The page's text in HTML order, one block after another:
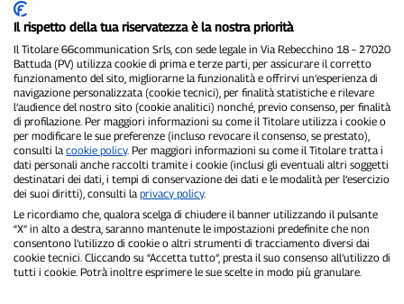
P300.it è una Testata Giornalistica indipendente
Registrazione numero 1/2021 del 1/2/2021 - Tribunale di Pavia
Proprietario ed editore:66communication Srls- P.IVA
02798890188
Direttore Responsabile:Alessandro Secchi- Vicedirettore:Federico
Benedusi
Privacy Policy- Cookie Policy
"Se è successo davvero, lo trovi su P300.it"
Copyright © P300.it 2012-2026
Il rispetto della tua riservatezza è la nostra priorità
Il Titolare 66communication Srls, con sede legale in Via Rebecchino 18 – 27020
Battuda (PV) utilizza cookie di prima e terze parti, per assicurare il corretto
funzionamento del sito, migliorarne la funzionalità e offrirvi un’esperienza di
navigazione personalizzata (cookie tecnici), per finalità statistiche e rilevare
l’audience del nostro sito (cookie analitici) nonché, previo consenso, per finalità
di profilazione. Per maggiori informazioni su come il Titolare utilizza i cookie o
per modificare le sue preferenze (incluso revocare il consenso, se prestato),
consulti la cookie policy. Per maggiori informazioni su come il Titolare tratta i
dati personali anche raccolti tramite i cookie (inclusi gli eventuali altri soggetti
destinatari dei dati, i tempi di conservazione dei dati e le modalità per l’esercizio
dei suoi diritti), consulti la privacy policy.
Le ricordiamo che, qualora scelga di chiudere il banner utilizzando il pulsante
“X” in alto a destra, saranno mantenute le impostazioni predefinite che non
consentono l’utilizzo di cookie o altri strumenti di tracciamento diversi dai
cookie tecnici. Cliccando su “Accetta tutto”, presta il suo consenso all’utilizzo di
tutti i cookie. Potrà inoltre esprimere le sue scelte in modo più granulare.